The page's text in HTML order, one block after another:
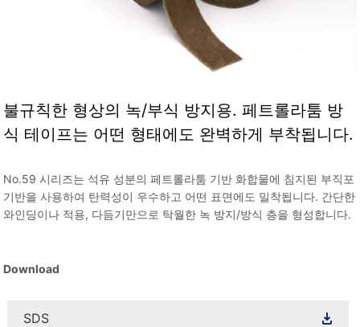
불규칙한 형상의 녹/부식 방지용. 페트롤라툼 방
식 테이프는 어떤 형태에도 완벽하게 부착됩니다.
No.59 시리즈는 석유 성분의 페트롤라툼 기반 화합물에 침지된 부직포
기반을 사용하여 탄력성이 우수하고 어떤 표면에도 밀착됩니다. 간단한
와인딩이나 적용, 다듬기만으로 탁월한 녹 방지/방식 층을 형성합니다.
Download
SDS